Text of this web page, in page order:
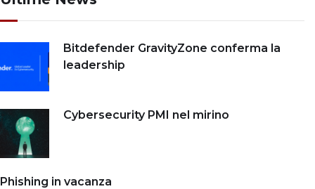
Bitdefender GravityZone conferma la
leadership
Cybersecurity PMI nel mirino
Phishing in vacanza